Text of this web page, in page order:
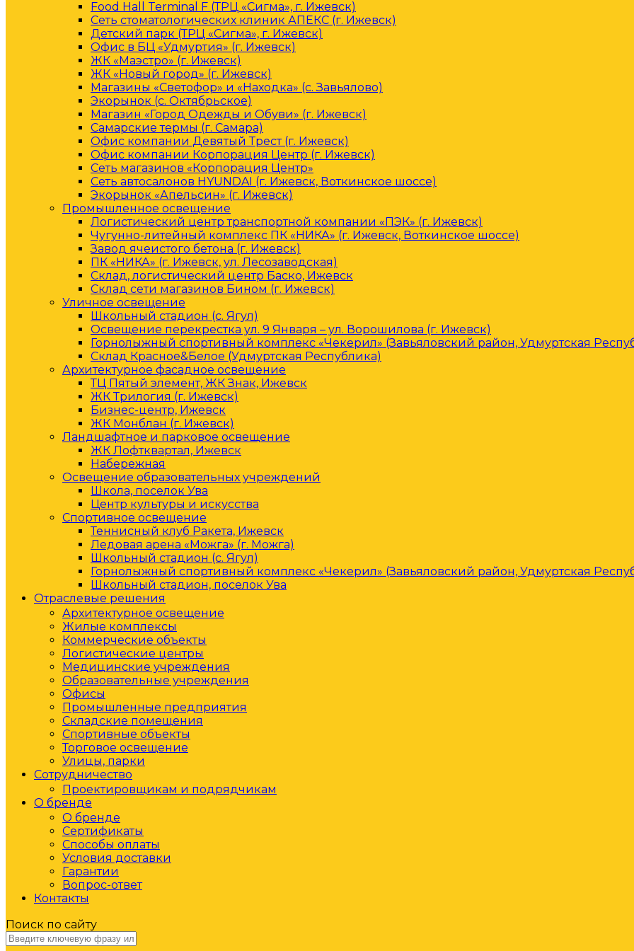
Food Hall Terminal F (ТРЦ «Сигма», г. Ижевск)
Сеть стоматологических клиник АПЕКС (г. Ижевск)
Детский парк (ТРЦ «Сигма», г. Ижевск)
Офис в БЦ «Удмуртия» (г. Ижевск)
ЖК «Маэстро» (г. Ижевск)
ЖК «Новый город» (г. Ижевск)
Магазины «Светофор» и «Находка» (с. Завьялово)
Экорынок (с. Октябрьское)
Магазин «Город Одежды и Обуви» (г. Ижевск)
Самарские термы (г. Самара)
Офис компании Девятый Трест (г. Ижевск)
Офис компании Корпорация Центр (г. Ижевск)
Сеть магазинов «Корпорация Центр»
Сеть автосалонов HYUNDAI (г. Ижевск, Воткинское шоссе)
Экорынок «Апельсин» (г. Ижевск)
Промышленное освещение
Логистический центр транспортной компании «ПЭК» (г. Ижевск)
Чугунно-литейный комплекс ПК «НИКА» (г. Ижевск, Воткинское шоссе)
Завод ячеистого бетона (г. Ижевск)
ПК «НИКА» (г. Ижевск, ул. Лесозаводская)
Склад, логистический центр Баско, Ижевск
Склад сети магазинов Бином (г. Ижевск)
Уличное освещение
Школьный стадион (с. Ягул)
Освещение перекрестка ул. 9 Января – ул. Ворошилова (г. Ижевск)
Горнолыжный спортивный комплекс «Чекерил» (Завьяловский район, Удмуртская
Склад Красное&Белое (Удмуртская Республика)
Архитектурное фасадное освещение
ТЦ Пятый элемент, ЖК Знак, Ижевск
ЖК Трилогия (г. Ижевск)
Бизнес-центр, Ижевск
ЖК Монблан (г. Ижевск)
Ландшафтное и парковое освещение
ЖК Лофтквартал, Ижевск
Набережная
Освещение образовательных учреждений
Школа, поселок Ува
Центр культуры и искусства
Спортивное освещение
Теннисный клуб Ракета, Ижевск
Ледовая арена «Можга» (г. Можга)
Школьный стадион (с. Ягул)
Горнолыжный спортивный комплекс «Чекерил» (Завьяловский район, Удмуртская
Школьный стадион, поселок Ува
Отраслевые решения
Архитектурное освещение
Жилые комплексы
Коммерческие объекты
Логистические центры
Медицинские учреждения
Образовательные учреждения
Офисы
Промышленные предприятия
Складские помещения
Спортивные объекты
Торговое освещение
Улицы, парки
Сотрудничество
Проектировщикам и подрядчикам
О бренде
О бренде
Сертификаты
Способы оплаты
Условия доставки
Гарантии
Вопрос-ответ
Контакты
Поиск по сайту